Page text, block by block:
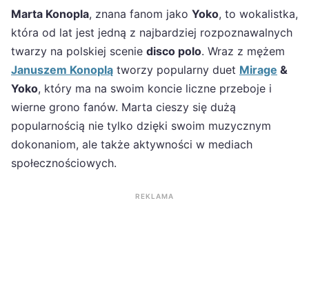
Marta Konopla, znana fanom jako Yoko, to wokalistka,
która od lat jest jedną z najbardziej rozpoznawalnych
twarzy na polskiej scenie disco polo. Wraz z mężem
Januszem Konoplą tworzy popularny duet Mirage &
Yoko, który ma na swoim koncie liczne przeboje i
wierne grono fanów. Marta cieszy się dużą
popularnością nie tylko dzięki swoim muzycznym
dokonaniom, ale także aktywności w mediach
społecznościowych.
REKLAMA